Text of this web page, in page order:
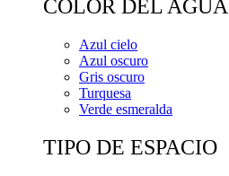
COLOR DEL AGUA
Azul cielo
Azul oscuro
Gris oscuro
Turquesa
Verde esmeralda
TIPO DE ESPACIO